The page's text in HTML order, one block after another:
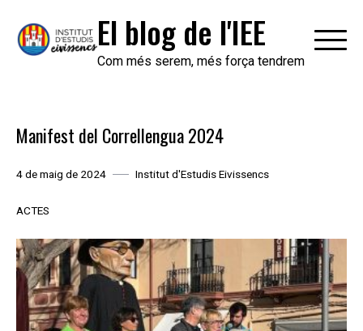
content
El blog de l'IEE
Com més serem, més força tendrem
Manifest del Correllengua 2024
4 de maig de 2024 Institut d'Estudis Eivissencs
ACTES